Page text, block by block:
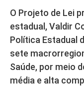
O Projeto de Lei
estadual, Valdir
Política Estadual
sete
Saúde, por meio
média e alta